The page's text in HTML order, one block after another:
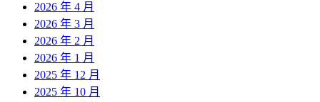
2026 年 4 月
2026 年 3 月
2026 年 2 月
2026 年 1 月
2025 年 12 月
2025 年 10 月